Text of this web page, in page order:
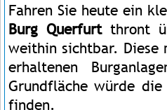
Fahren Sie heute ein
Burg Querfurt thront
weithin sichtbar. Diese
erhaltenen
Grundfläche würde
finden.